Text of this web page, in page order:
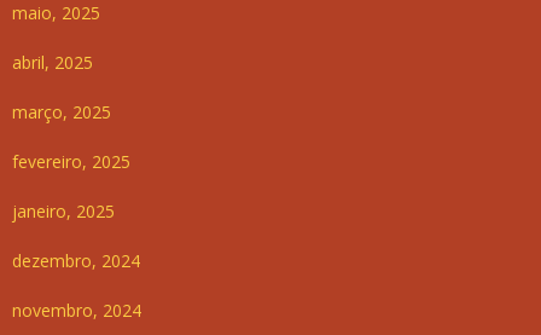
maio, 2025
abril, 2025
março, 2025
fevereiro, 2025
janeiro, 2025
dezembro, 2024
novembro, 2024